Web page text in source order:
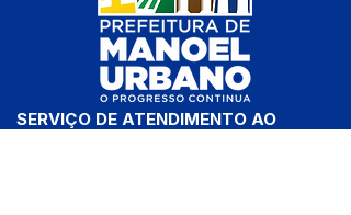
SERVIÇO DE ATENDIMENTO AO